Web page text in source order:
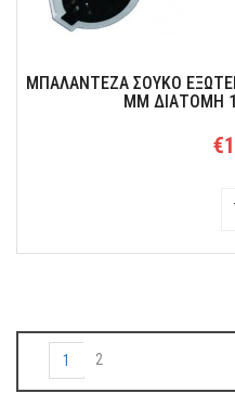
ΜΠΑΛΑΝΤΕΖΑ ΣΟΥΚΟ
ΜΜ ΔΙΑΤΟΜΗ
1 2